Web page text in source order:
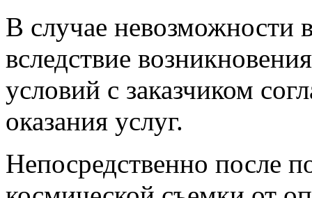
В случае невозможности
вследствие
условий с заказчиком
оказания услуг.
Непосредственно после